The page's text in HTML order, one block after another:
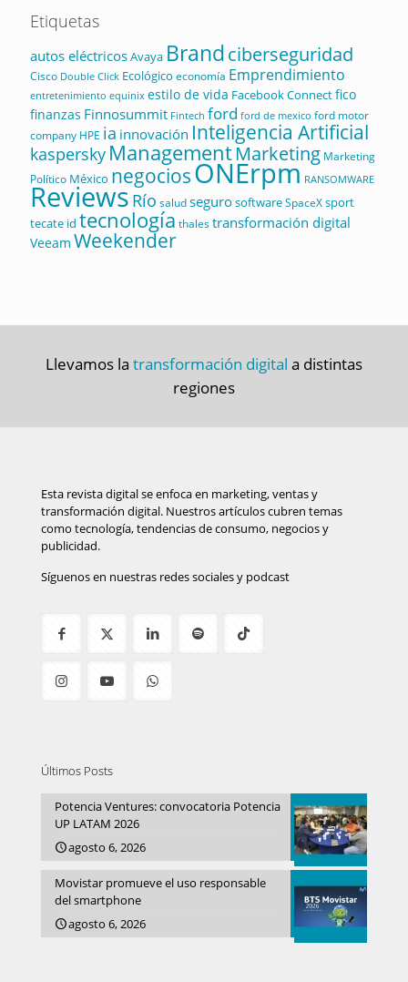
Etiquetas
autos eléctricosAvaya Brandciberseguridad
Cisco Double Click Ecológico economía Emprendimiento
entretenimiento equinix estilo de vida Facebook Connectfico
finanzas Finnosummit Fintech ford ford de mexico ford motor
company HPE ia innovación Inteligencia Artificial
kaspersky ManagementMarketing Marketing
Político México negociosONErpm RANSOMWARE
Reviews Río saludsegurosoftwareSpaceXsport
tecate id tecnología thalestransformación digital
Veeam Weekender
Llevamos la transformación digital a distintas
regiones
Esta revista digital se enfoca en marketing, ventas y
transformación digital. Nuestros artículos cubren temas
como tecnología, tendencias de consumo, negocios y
publicidad.
Síguenos en nuestras redes sociales y podcast
Últimos Posts
Potencia Ventures: convocatoria Potencia
UP LATAM 2026
agosto 6, 2026
Movistar promueve el uso responsable
del smartphone
agosto 6, 2026